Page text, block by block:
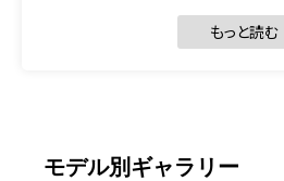
もっと読む
モデル別ギャラリー